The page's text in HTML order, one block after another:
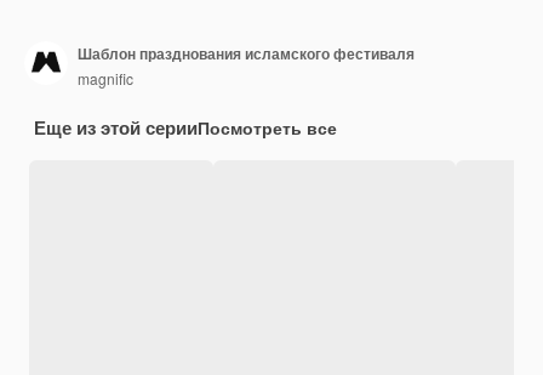
Шаблон празднования исламского фестиваля
magnific
Еще из этой серииПосмотреть все